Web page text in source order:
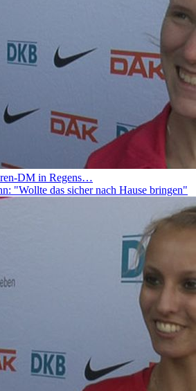
DM in Regens…
"Wollte das sicher nach Hause bringen"